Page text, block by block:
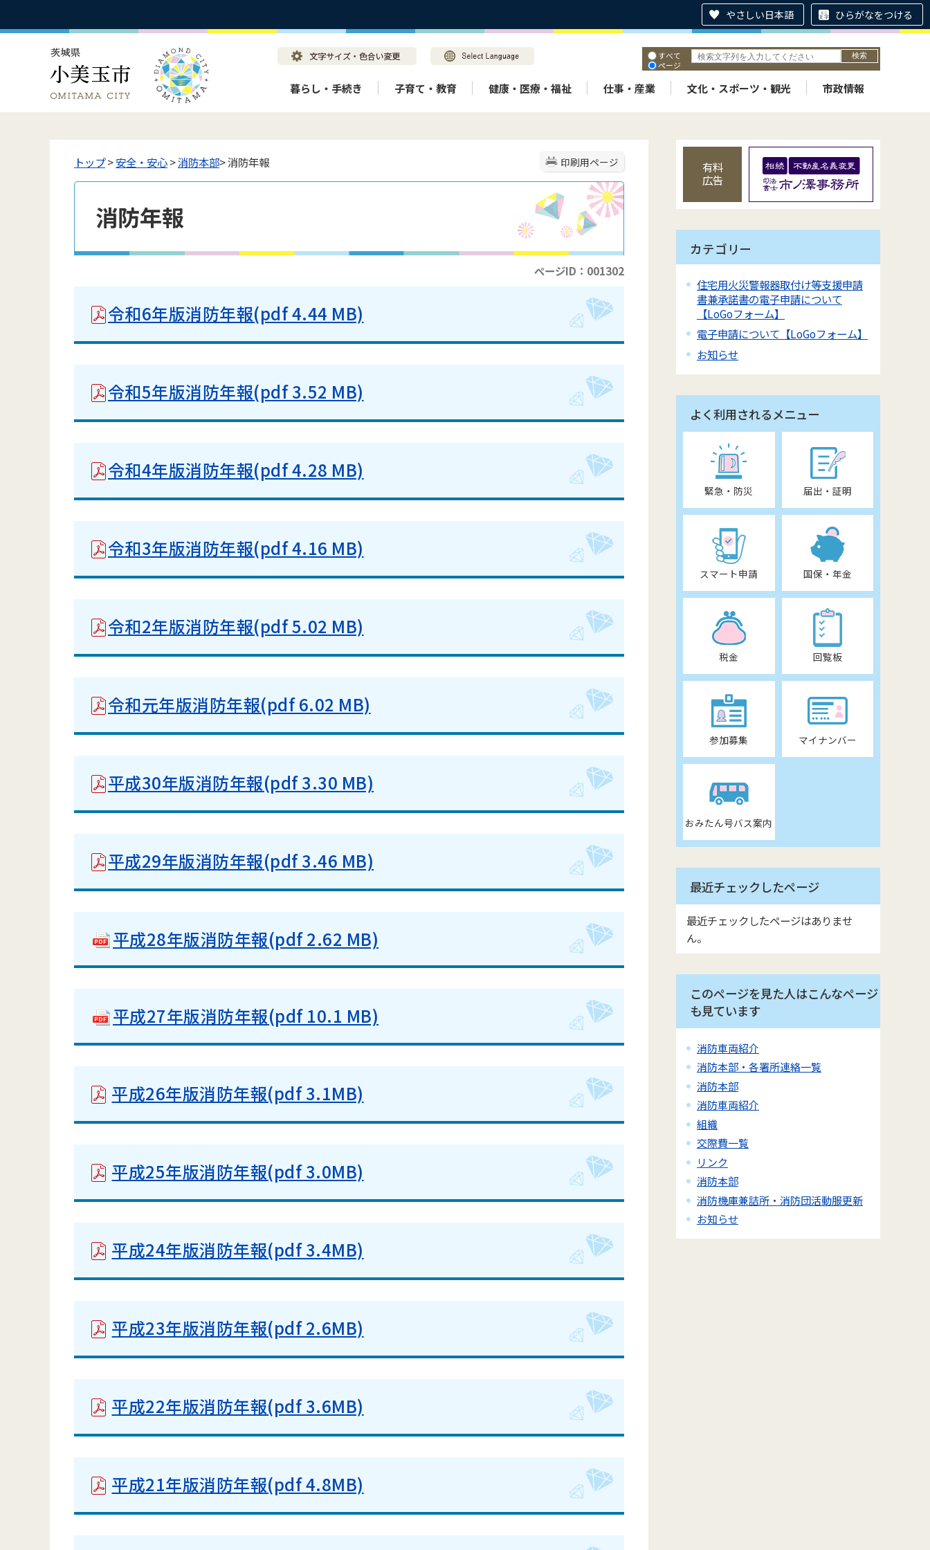
やさしい日本語 ひらがなをつける
すべて
ページ
暮らし・手続き 子育て・教育 健康・医療・福祉 仕事・産業 文化・スポーツ・観光 市政情報
印刷用ページ
トップ>安全・安心>消防本部> 消防年報
消防年報
ページID：001302
令和6年版消防年報(pdf 4.44 MB)
令和5年版消防年報(pdf 3.52 MB)
令和4年版消防年報(pdf 4.28 MB)
令和3年版消防年報(pdf 4.16 MB)
令和2年版消防年報(pdf 5.02 MB)
令和元年版消防年報(pdf 6.02 MB)
平成30年版消防年報(pdf 3.30 MB)
平成29年版消防年報(pdf 3.46 MB)
平成28年版消防年報(pdf 2.62 MB)
平成27年版消防年報(pdf 10.1 MB)
平成26年版消防年報(pdf 3.1MB)
平成25年版消防年報(pdf 3.0MB)
平成24年版消防年報(pdf 3.4MB)
平成23年版消防年報(pdf 2.6MB)
平成22年版消防年報(pdf 3.6MB)
平成21年版消防年報(pdf 4.8MB)
有料
広告
カテゴリー
住宅用火災警報器取付け等支援申請
書兼承諾書の電子申請について
【LoGoフォーム】
電子申請について【LoGoフォーム】
お知らせ
よく利用されるメニュー
緊急・防災 届出・証明
スマート申請 国保・年金
税金 回覧板
参加募集 マイナンバー
おみたん号バス案内
最近チェックしたページ
最近チェックしたページはありませ
ん。
このページを見た人はこんなページ
も見ています
消防車両紹介
消防本部・各署所連絡一覧
消防本部
消防車両紹介
組織
交際費一覧
リンク
消防本部
消防機庫兼詰所・消防団活動服更新
お知らせ